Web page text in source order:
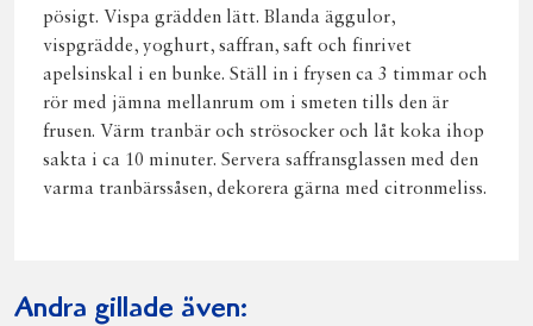
pösigt. Vispa grädden lätt. Blanda äggulor,
vispgrädde, yoghurt, saffran, saft och finrivet
apelsinskal i en bunke. Ställ in i frysen ca 3 timmar och
rör med jämna mellanrum om i smeten tills den är
frusen. Värm tranbär och strösocker och låt koka ihop
sakta i ca 10 minuter. Servera saffransglassen med den
varma tranbärssåsen, dekorera gärna med citronmeliss.
Andra gillade även: